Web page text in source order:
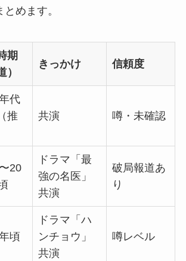
めます。
期
）
きっかけ 信頼度
代
推
共演 噂・未確認
20
ドラマ「最
強の名医」
共演
破局報道あ
り
頃
ドラマ「ハ
ンチョウ」
共演
噂レベル